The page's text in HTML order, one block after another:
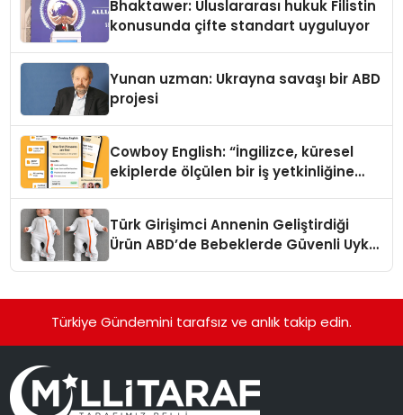
Bhaktawer: Uluslararası hukuk Filistin
konusunda çifte standart uyguluyor
Yunan uzman: Ukrayna savaşı bir ABD
projesi
Cowboy English: “İngilizce, küresel
ekiplerde ölçülen bir iş yetkinliğine
Türk Girişimci Annenin Geliştirdiği
Ürün ABD’de Bebeklerde Güvenli Uyku
Türkiye Gündemini tarafsız ve anlık takip edin.